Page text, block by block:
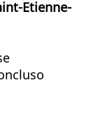
Etienne-